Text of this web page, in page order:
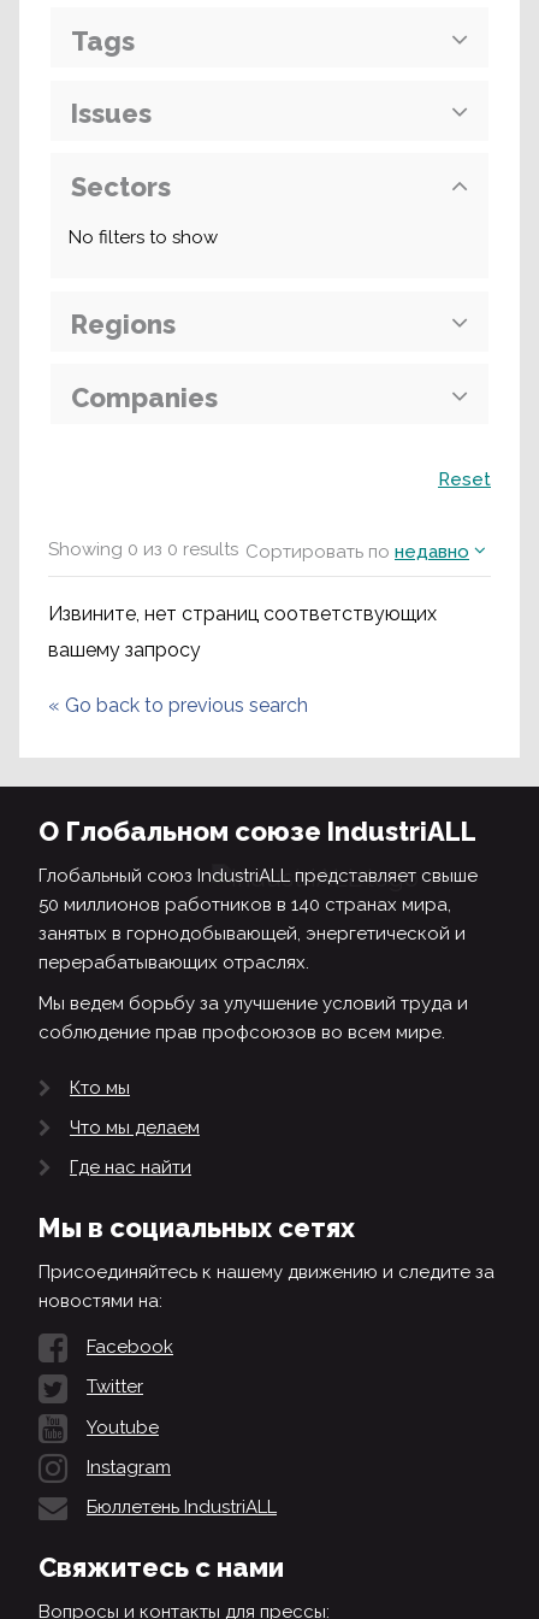
Showing 0 из 0 results Сортировать по недавно
Извините, нет страниц соответствующих
вашему запросу
« Go back to previous search
Tags
Issues
Sectors
No filters to show
Regions
Companies
Reset
О Глобальном союзе IndustriALL
Глобальный союз IndustriALL представляет свыше
50 миллионов работников в 140 странах мира,
занятых в горнодобывающей, энергетической и
перерабатывающих отраслях.
Мы ведем борьбу за улучшение условий труда и
соблюдение прав профсоюзов во всем мире.
Кто мы
Что мы делаем
Где нас найти
Мы в социальных сетях
Присоединяйтесь к нашему движению и следите за
новостями на:
Facebook
Twitter
Youtube
Instagram
Бюллетень IndustriALL
Свяжитесь с нами
Вопросы и контакты для прессы: